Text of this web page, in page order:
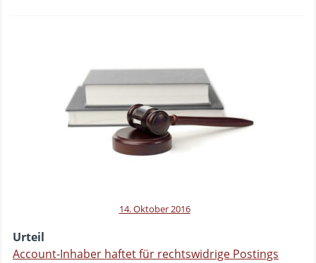
14. Oktober 2016
Urteil
Account-Inhaber haftet für rechtswidrige Postings